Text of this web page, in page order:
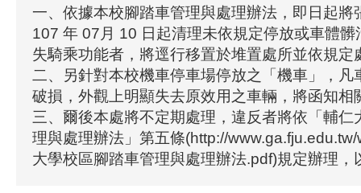
一、依據本校腳踏車管理與處理辦法，即日起將
107 年 07月 10 日起清理未依規定停放或車體髒
失騎乘功能者，將逕行移置於堆置處所並依規定
二、另針對本校機車停車場停放之「機車」，凡
破損，外觀上明顯失去原效用之車輛，將函知相
三、爾後本處將不定期處理，違反者將依「輔仁
理與處理辦法」第五條(http://
大學校區腳踏車管理與處理辦法.pdf)規定辦理，